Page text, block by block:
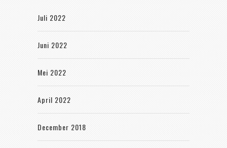
Juli 2022
Juni 2022
Mei 2022
April 2022
December 2018